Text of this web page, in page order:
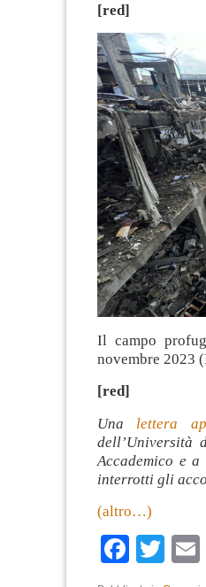
[red]
Il campo
novembre 2023
[red]
Una lettera
dell’Università
Accademico e
interrotti gli
(altro…)